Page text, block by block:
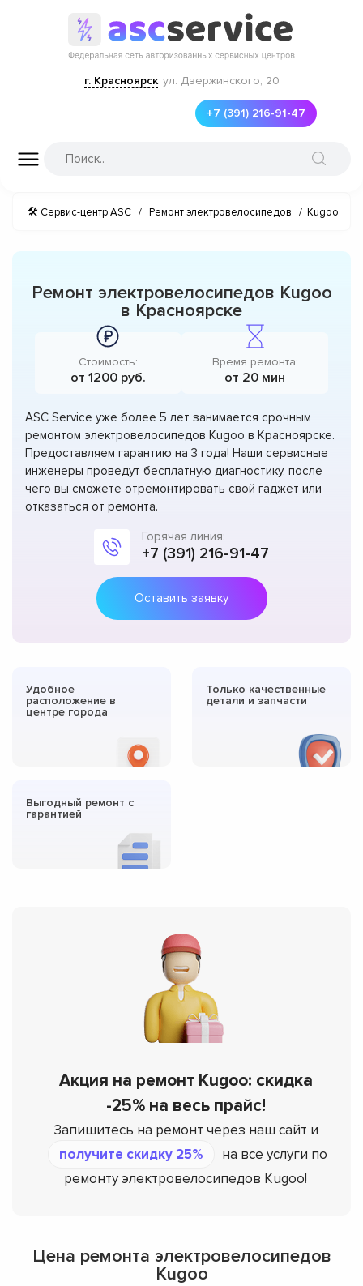
г. Красноярск ул. Дзержинского, 20
+7 (391) 216-91-47
🛠 Сервис-центр ASC / Ремонт электровелосипедов / Kugoo
Ремонт электровелосипедов Kugoo
в Красноярске
Стоимость:
от 1200 руб.
Время ремонта:
от 20 мин
ASC Service уже более 5 лет занимается срочным
ремонтом электровелосипедов Kugoo в Красноярске.
Предоставляем гарантию на 3 года! Наши сервисные
инженеры проведут бесплатную диагностику, после
чего вы сможете отремонтировать свой гаджет или
отказаться от ремонта.
Горячая линия:
+7 (391) 216-91-47
Оставить заявку
Удобное
расположение в
центре города
Только качественные
детали и запчасти
Выгодный ремонт с
гарантией
Акция на ремонт Kugoo: скидка
-25% на весь прайс!
Запишитесь на ремонт через наш сайт и
получите скидку 25%
на все услуги по
ремонту электровелосипедов Kugoo!
Цена ремонта электровелосипедов
Kugoo